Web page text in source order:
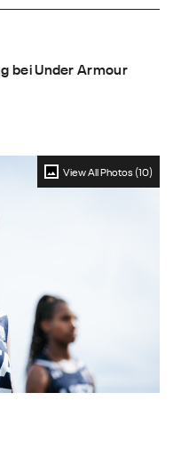
bei Under Armour
View All Photos (10)